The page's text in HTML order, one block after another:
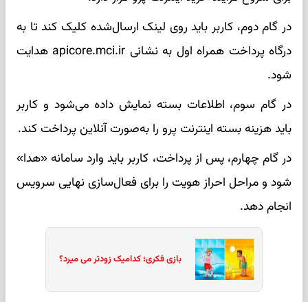
در گام دوم، کاربر باید روی لینک ارسال‌شده کلیک کند تا به
درگاه پرداخت همراه اول به نشانی apicore.mci.ir هدایت
شود.
در گام سوم، اطلاعات بسته نمایش داده می‌شود و کاربر
باید هزینه بسته اینترنت پرو را به‌صورت آنلاین پرداخت کند.
در گام چهارم، پس از پرداخت، کاربر باید وارد سامانه «هدا»
شود و مراحل احراز هویت را برای فعال‌سازی نهایی سرویس
انجام دهد.
بازی فکری؛ کدامیک زودتر می میرد؟